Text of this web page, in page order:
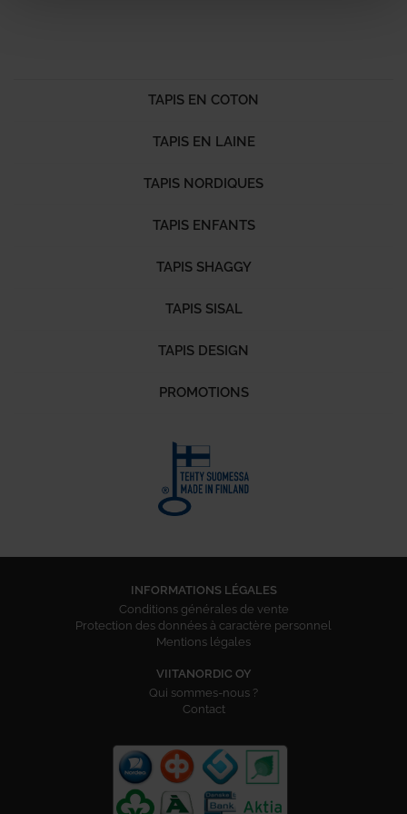
TAPIS EN COTON
TAPIS EN LAINE
TAPIS NORDIQUES
TAPIS ENFANTS
TAPIS SHAGGY
TAPIS SISAL
TAPIS DESIGN
PROMOTIONS
INFORMATIONS LÉGALES
Conditions générales de vente
Protection des données à caractère personnel
Mentions légales
VIITANORDIC OY
Qui sommes-nous ?
Contact